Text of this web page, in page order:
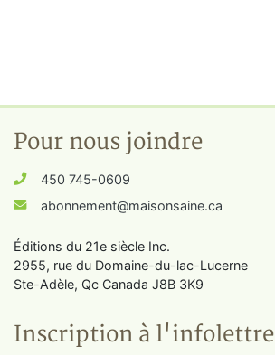
Pour nous joindre
450 745-0609
abonnement@maisonsaine.ca
Éditions du 21e siècle Inc.
2955, rue du Domaine-du-lac-Lucerne
Ste-Adèle, Qc Canada J8B 3K9
Inscription à l'infolettre